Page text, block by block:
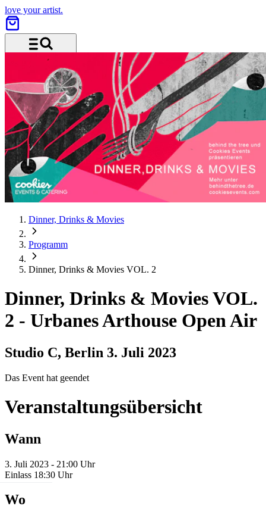
love your artist.
Menü und Suche
Dinner, Drinks & Movies
Programm
Dinner, Drinks & Movies VOL. 2
Dinner, Drinks & Movies VOL.
2 - Urbanes Arthouse Open Air
Studio C, Berlin 3. Juli 2023
Das Event hat geendet
Veranstaltungsübersicht
Wann
3. Juli 2023 - 21:00 Uhr
Einlass 18:30 Uhr
Wo